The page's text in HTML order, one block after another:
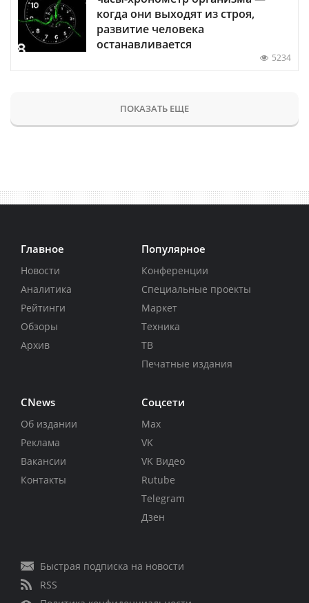
когда они выходят из строя,
развитие человека
останавливается
5234
ПОКАЗАТЬ ЕЩЕ
Главное
Новости
Аналитика
Рейтинги
Обзоры
Архив
Популярное
Конференции
Специальные проекты
Маркет
Техника
ТВ
Печатные издания
CNews
Об издании
Реклама
Вакансии
Контакты
Соцсети
Max
VK
VK Видео
Rutube
Telegram
Дзен
Быстрая подписка на новости
RSS